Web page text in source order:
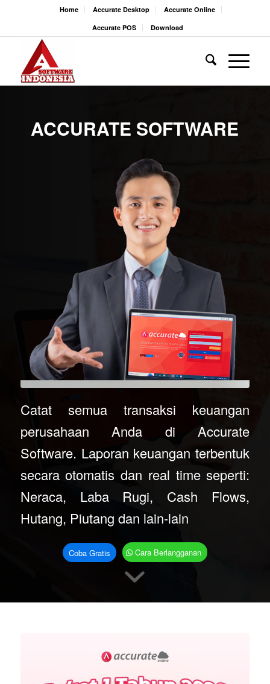
Home Accurate Desktop
Accurate Online
Accurate POS
Download
ACCURATE SOFTWARE
Catat semua transaksi keuangan
perusahaan Anda di Accurate
Software. Laporan keuangan terbentuk
secara otomatis dan real time seperti:
Neraca, Laba Rugi, Cash Flows,
Hutang, Piutang dan lain-lain
Coba Gratis Cara Berlangganan